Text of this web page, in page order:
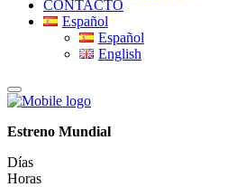
CONTACTO
Español
Español
English
Estreno Mundial
Días
Horas